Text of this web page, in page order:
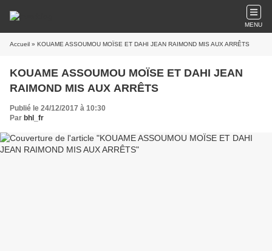
MENU
Accueil » KOUAME ASSOUMOU MOÏSE ET DAHI JEAN RAIMOND MIS AUX ARRÊTS
KOUAME ASSOUMOU MOÏSE ET DAHI JEAN
RAIMOND MIS AUX ARRÊTS
Publié le 24/12/2017 à 10:30
Par bhl_fr